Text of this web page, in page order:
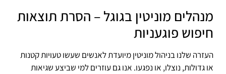
מנהלים מוניטין בגוגל – הסרת תוצאות
חיפוש פוגעניות
העזרה שלנו בניהול מוניטין מיועדת לאנשים שעשו טעויות קטנות
או גדולות, נוצלו, או נפגעו. אנו גם עוזרים למי שביצע שגיאות